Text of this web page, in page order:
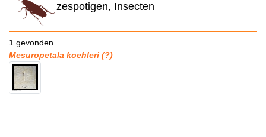
zespotigen, Insecten
1 gevonden.
Mesuropetala koehleri (?)